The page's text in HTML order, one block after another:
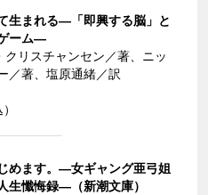
生まれる―「即興する脳」と
ーム―
クリスチャンセン／著、ニッ
／著、塩原通緒／訳
めます。―女ギャング亜弓姐
生懺悔録―（新潮文庫）